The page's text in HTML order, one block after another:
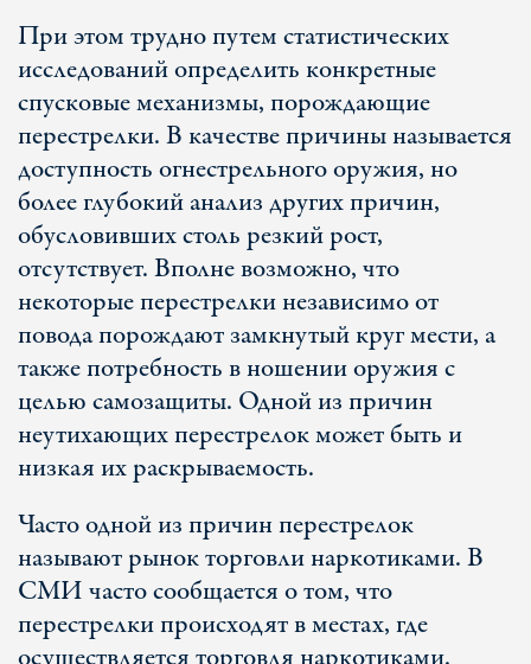
При этом трудно путем статистических
исследований определить конкретные
спусковые механизмы, порождающие
перестрелки. В качестве причины называется
доступность огнестрельного оружия, но
более глубокий анализ других причин,
обусловивших столь резкий рост,
отсутствует. Вполне возможно, что
некоторые перестрелки независимо от
повода порождают замкнутый круг мести, а
также потребность в ношении оружия с
целью самозащиты. Одной из причин
неутихающих перестрелок может быть и
низкая их раскрываемость.
Часто одной из причин перестрелок
называют рынок торговли наркотиками. В
СМИ часто сообщается о том, что
перестрелки происходят в местах, где